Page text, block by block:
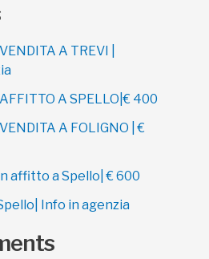
A TREVI |
A SPELLO|€ 400
A FOLIGNO | €
affitto a Spello| € 600
Info in agenzia